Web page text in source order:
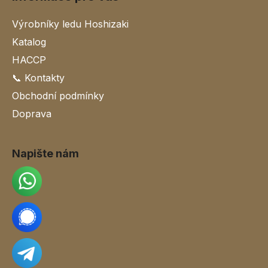
Výrobníky ledu Hoshizaki
Katalog
HACCP
📞 Kontakty
Obchodní podmínky
Doprava
Napište nám